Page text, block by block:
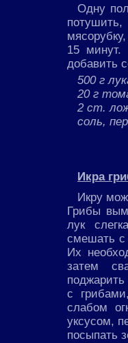
Одну
потушить,
15 минут.
добавить
500 г
20 г
2 ст.
соль,
Икра
Икру
Грибы
лук
смешать с
Их
затем
с
слабом
уксусом,
посыпать